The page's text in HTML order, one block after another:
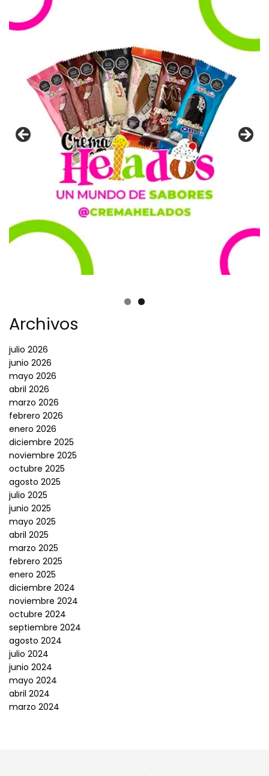
Archivos
julio 2026
junio 2026
mayo 2026
abril 2026
marzo 2026
febrero 2026
enero 2026
diciembre 2025
noviembre 2025
octubre 2025
agosto 2025
julio 2025
junio 2025
mayo 2025
abril 2025
marzo 2025
febrero 2025
enero 2025
diciembre 2024
noviembre 2024
octubre 2024
septiembre 2024
agosto 2024
julio 2024
junio 2024
mayo 2024
abril 2024
marzo 2024